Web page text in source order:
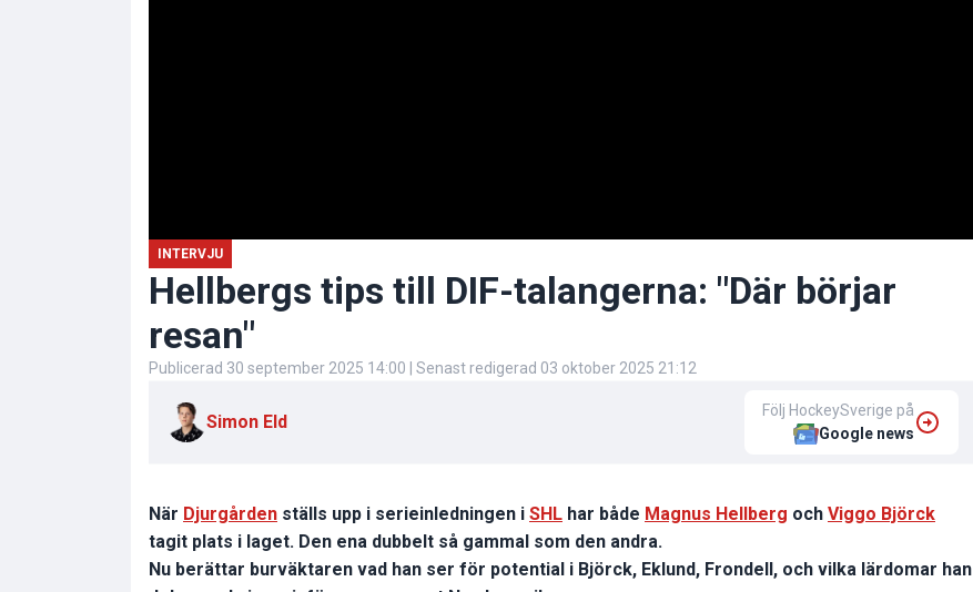
INTERVJU
Hellbergs tips till DIF-talangerna: "Där börjar
resan"
Publicerad 30 september 2025 14:00 | Senast redigerad 03 oktober 2025 21:12
Simon Eld
Följ HockeySverige på
Google news
När Djurgården ställs upp i serieinledningen i SHL har både Magnus Hellberg och Viggo Björck
tagit plats i laget. Den ena dubbelt så gammal som den andra.
Nu berättar burväktaren vad han ser för potential i Björck, Eklund, Frondell, och vilka lärdomar han